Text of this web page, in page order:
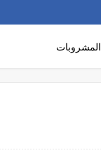
المشروبات